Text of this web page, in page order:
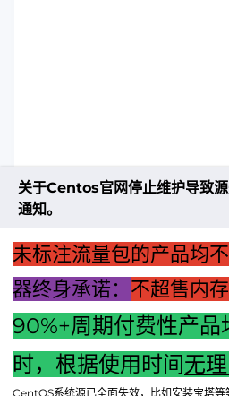
下一篇：以下是结合关键词，并且
关于Centos官网停止维护导致
通知。
未标注流量包的产品均
器终身承诺： 不超售内存
90%+周期付费性产品
时，根据使用时间无
CentOS系统源已全面失效，比如安装宝塔